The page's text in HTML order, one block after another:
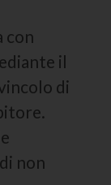
con
il
di
non